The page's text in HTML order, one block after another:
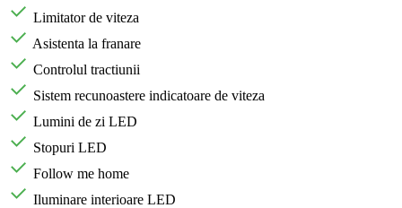
Limitator de viteza
Asistenta la franare
Controlul tractiunii
Sistem recunoastere indicatoare de viteza
Lumini de zi LED
Stopuri LED
Follow me home
Iluminare interioare LED